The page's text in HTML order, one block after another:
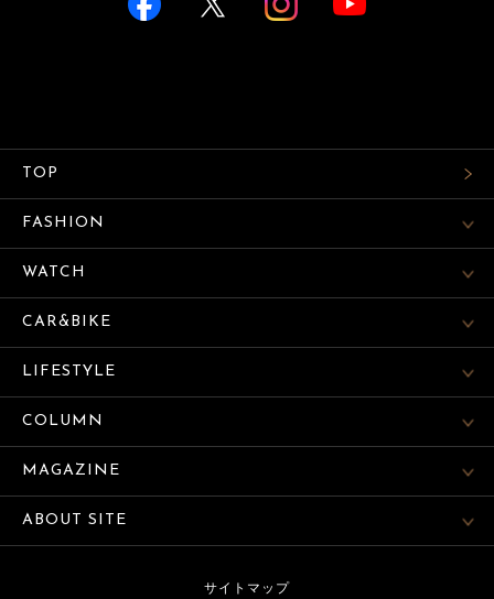
TOP
FASHION
WATCH
CAR&BIKE
LIFESTYLE
COLUMN
MAGAZINE
ABOUT SITE
サイトマップ